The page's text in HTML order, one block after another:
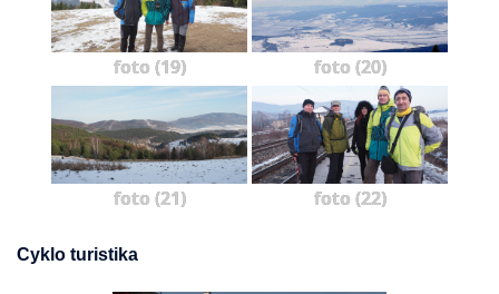
foto (19) foto (20)
foto (21) foto (22)
Cyklo turistika